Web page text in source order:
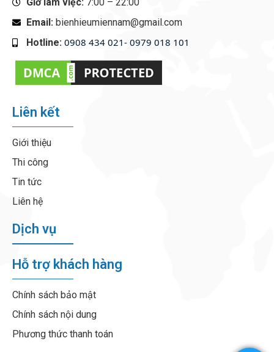
Email: bienhieumiennam@gmail.com
Hotline: 0908 434 021- 0979 018 101
Liên kết
Giới thiệu
Thi công
Tin tức
Liên hệ
Dịch vụ
Hỗ trợ khách hàng
Chính sách bảo mật
Chính sách nội dung
Phương thức thanh toán